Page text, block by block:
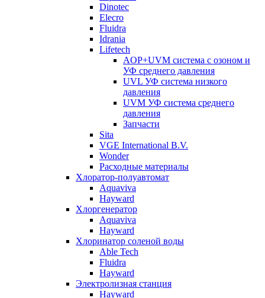
Dinotec
Elecro
Fluidra
Idrania
Lifetech
AOP+UVM система с озоном и
УФ среднего давления
UVL УФ система низкого
давления
UVM УФ система среднего
давления
Запчасти
Sita
VGE International B.V.
Wonder
Расходные материалы
Хлоратор-полуавтомат
Aquaviva
Hayward
Хлоргенератор
Aquaviva
Hayward
Хлоринатор соленой воды
Able Tech
Fluidra
Hayward
Электролизная станция
Hayward